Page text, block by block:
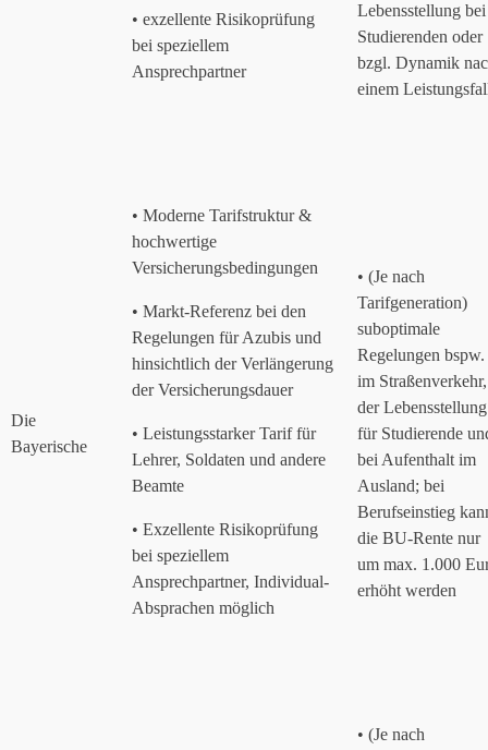
• exzellente Risikoprüfung
bei speziellem
Ansprechpartner
Lebensstellung bei
Studierenden oder
bzgl. Dynamik
einem
Die
Bayerische
• Moderne Tarifstruktur &
hochwertige
Versicherungsbedingungen
• Markt-Referenz bei den
Regelungen für Azubis und
hinsichtlich der Verlängerung
der Versicherungsdauer
• Leistungsstarker Tarif für
Lehrer, Soldaten und andere
Beamte
• Exzellente Risikoprüfung
bei speziellem
Ansprechpartner, Individual-
Absprachen möglich
• (Je nach
Tarifgeneration)
suboptimale
Regelungen bspw.
im
der Lebensstellung
für Studierende
bei Aufenthalt im
Ausland; bei
Berufseinstieg
die BU-Rente nur
um max. 1.000
erhöht werden
• (Je nach